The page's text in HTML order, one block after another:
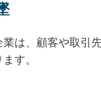
は、顧客や取引
す。